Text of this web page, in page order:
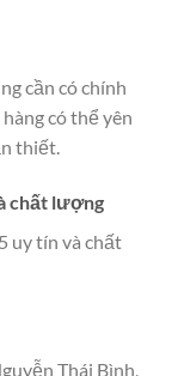
cần có chính
có thể yên
thiết.
chất lượng
uy tín và chất
Thái Bình,